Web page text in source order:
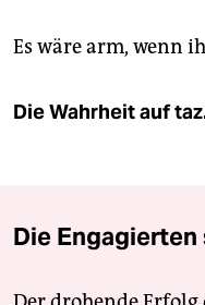
Es wäre arm, wenn
Die Wahrheit auf
Die